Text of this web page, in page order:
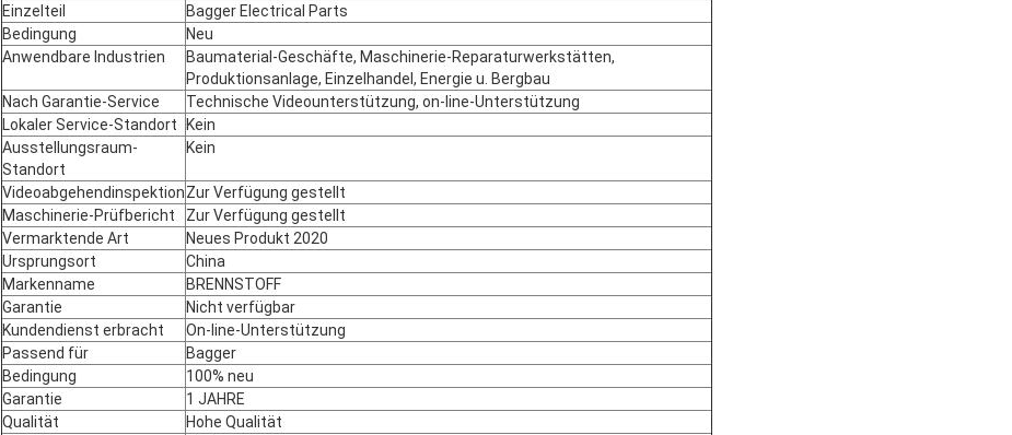
Einzelteil
Bagger Electrical Parts
Bedingung
Neu
Anwendbare Industrien
Baumaterial-Geschäfte, Maschinerie-Reparaturwerkstätten,
Produktionsanlage, Einzelhandel, Energie u. Bergbau
Nach Garantie-Service
Technische Videounterstützung, on-line-Unterstützung
Lokaler Service-Standort
Kein
Ausstellungsraum-
Standort
Kein
VideoabgehendinspektionZur Verfügung gestellt
Maschinerie-Prüfbericht
Zur Verfügung gestellt
Vermarktende Art
Neues Produkt 2020
Ursprungsort
China
Markenname
BRENNSTOFF
Garantie
Nicht verfügbar
Kundendienst erbracht
On-line-Unterstützung
Passend für
Bagger
Bedingung
100% neu
Garantie
1 JAHRE
Qualität
Hohe Qualität